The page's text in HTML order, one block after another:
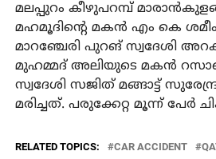
മലപ്പുറം കീഴുപറമ്പ്
മഹമൂദിന്റെ മകൻ എം കെ ശമീം
മാറഞ്ചേരി പുറങ് സ്വദേശി
മുഹമ്മദ് അലിയുടെ മകൻ
സ്വദേശി സജിത് മങ്ങാട്ട്
മരിച്ചത്. പരുക്കേറ്റ മൂന്ന് പേർ
RELATED TOPICS: CAR ACCIDENT